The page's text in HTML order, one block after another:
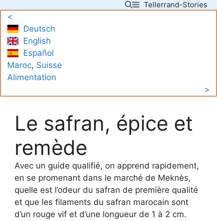
content
Tellerrand-Stories
<
Deutsch
English
Español
Maroc, Suisse
Alimentation
>
Le safran, épice et
remède
Avec un guide qualifié, on apprend rapidement,
en se promenant dans le marché de Meknès,
quelle est l’odeur du safran de première qualité
et que les filaments du safran marocain sont
d’un rouge vif et d’une longueur de 1 à 2 cm.